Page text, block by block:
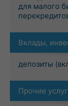
для малого
Вклады,
депозиты
Прочие